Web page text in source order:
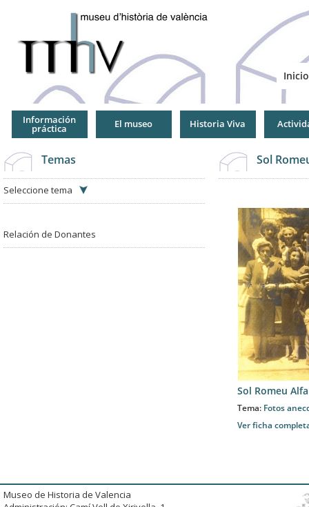
Inicio
Información
práctica El museo Historia Viva
Temas
Seleccione tema
Relación de Donantes
Sol
Sol Romeu
Tema: Fotos
Ver ficha
Museo de Historia de Valencia